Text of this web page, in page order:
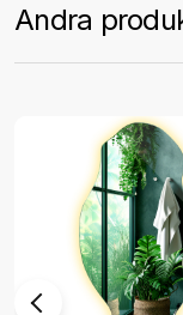
Andra